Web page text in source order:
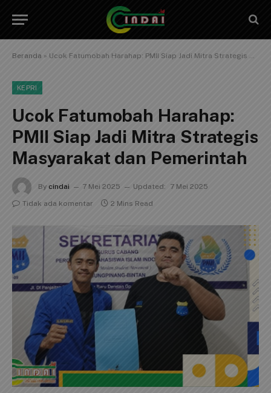
Beranda » Ucok Fatumobah Harahap: PMII Siap Jadi Mitra Strategis Masyarakat dan Pemerintah
KEPRI
Ucok Fatumobah Harahap:
PMII Siap Jadi Mitra Strategis
Masyarakat dan Pemerintah
By cindai 7 Mei 2025 Updated:
7 Mei 2025
Tidak ada komentar
2 Mins Read